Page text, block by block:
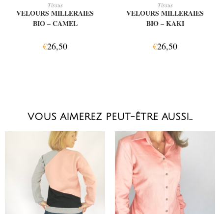
Tissus
VELOURS MILLERAIES
BIO – CAMEL
€26,50
Tissus
VELOURS MILLERAIES
BIO – KAKI
€26,50
VOUS AIMEREZ PEUT-ÊTRE AUSSI…